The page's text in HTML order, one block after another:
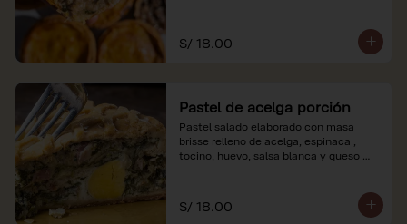
S/ 18.00
Pastel de acelga porción
Pastel salado elaborado con masa
brisse relleno de acelga, espinaca ,
tocino, huevo, salsa blanca y queso
*Nuestros precios están expresados en
soles e incluyen impuestos de ley y
S/ 18.00